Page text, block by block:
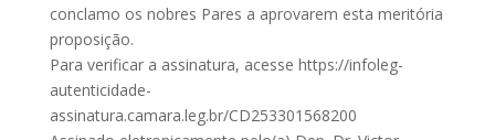
conclamo os nobres Pares a aprovarem esta meritória
proposição.
Para verificar a assinatura, acesse https://infoleg-
autenticidade-
assinatura.camara.leg.br/CD253301568200